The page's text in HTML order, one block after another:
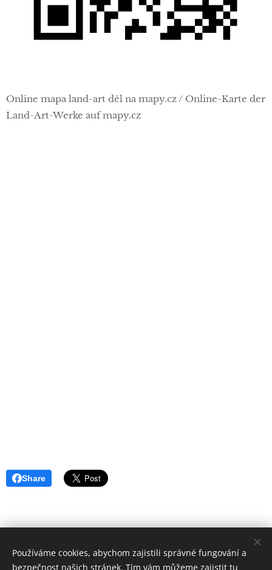
Online mapa land-art děl na mapy.cz / Online-Karte der
Land-Art-Werke auf mapy.cz
Share
Geopark Ralsko o.p.s. 2018 | Všechna práva vyhrazena
Používáme cookies, abychom zajistili správné fungování a
bezpečnost našich stránek. Tím vám můžeme zajistit tu